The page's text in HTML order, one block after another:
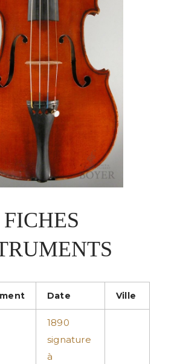
Date Ville
1890
signature
à